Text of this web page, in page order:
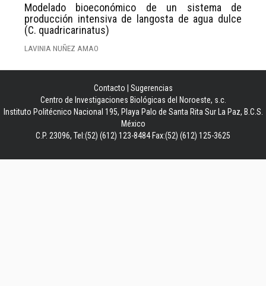
Modelado bioeconómico de un sistema de
producción intensiva de langosta de agua dulce
(C. quadricarinatus)
LAVINIA NUÑEZ AMAO
Contacto
Sugerencias
Centro de Investigaciones Biológicas del Noroeste, s.c.
Instituto Politécnico Nacional 195, Playa Palo de Santa Rita Sur La Paz, B.C.S.
México
C.P. 23096, Tel:(52) (612) 123-8484 Fax:(52) (612) 125-3625